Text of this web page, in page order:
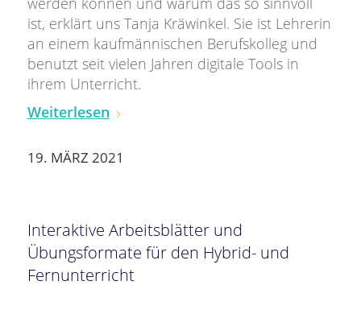
ist, erklärt uns Tanja Kräwinkel. Sie ist Lehrerin
an einem kaufmännischen Berufskolleg und
benutzt seit vielen Jahren digitale Tools in
ihrem Unterricht.
Weiterlesen
19. MÄRZ 2021
Interaktive Arbeitsblätter und
Übungsformate für den Hybrid- und
Fernunterricht